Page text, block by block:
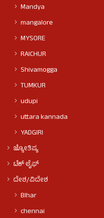
Mandya
mangalore
MYSORE
RAICHUR
Shivamogga
TUMKUR
udupi
uttara kannada
YADGIRI
ಜ್ಯೋತಿಷ್ಯ
ಟೆಕ್ ಲೈಫ್
ದೇಶ/ವಿದೇಶ
BIhar
chennai